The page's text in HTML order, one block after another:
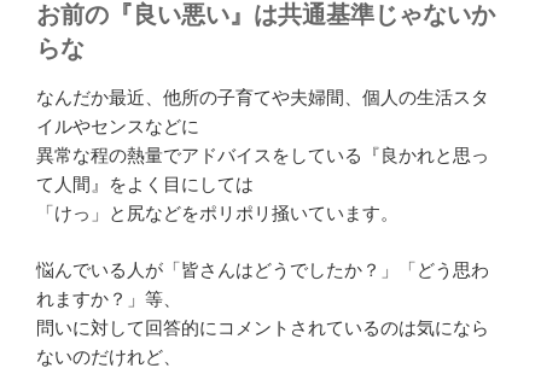
お前の『良い悪い』は共通基準じゃないか
らな
なんだか最近、他所の子育てや夫婦間、個人の生活スタ
イルやセンスなどに
異常な程の熱量でアドバイスをしている『良かれと思っ
て人間』をよく目にしては
「けっ」と尻などをポリポリ掻いています。
悩んでいる人が「皆さんはどうでしたか？」「どう思わ
れますか？」等、
問いに対して回答的にコメントされているのは気になら
ないのだけれど、